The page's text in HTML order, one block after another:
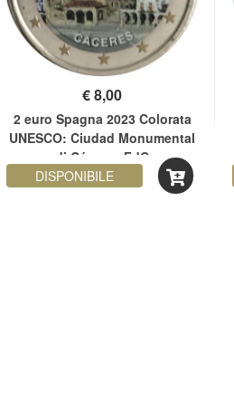
€8,00
2 euro Spagna 2023 Colorata
UNESCO: Ciudad Monumental
di Cáceres FdC
DISPONIBILE